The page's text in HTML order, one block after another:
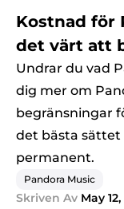
Kostnad för
det värt att
Undrar du vad
dig mer om
begränsningar
det bästa sättet
permanent.
Pandora Music
Skriven Av May